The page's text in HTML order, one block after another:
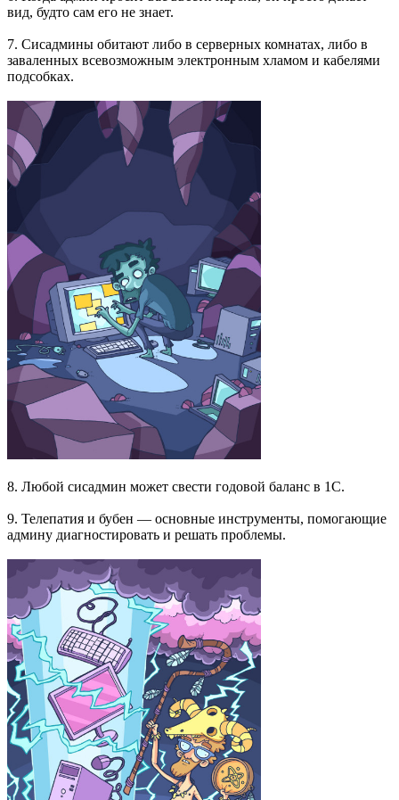
вид, будто сам его не знает.
7. Сисадмины обитают либо в серверных комнатах, либо в
заваленных всевозможным электронным хламом и кабелями
подсобках.
8. Любой сисадмин может свести годовой баланс в 1С.
9. Телепатия и бубен — основные инструменты, помогающие
админу диагностировать и решать проблемы.